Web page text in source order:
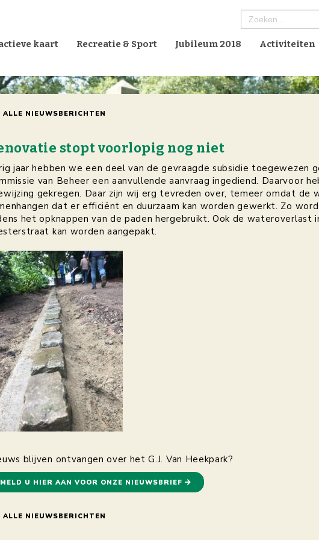
Zoek
naar:
kaart Recreatie & Sport Jubileum 2018 Activiteiten
ALLE NIEUWSBERICHTEN
stopt voorlopig nog niet
jaar hebben we een deel van de gevraagde subsidie toegewezen
van Beheer een aanvullende aanvraag ingediend. Daarvoor
gekregen. Daar zijn wij erg tevreden over, temeer omdat de
dat er efficiënt en duurzaam kan worden gewerkt. Zo
het opknappen van de paden hergebruikt. Ook de wateroverlast
kan worden aangepakt.
blijven ontvangen over het G.J. Van Heekpark?
MELD U HIER AAN VOOR ONZE NIEUWSBRIEF
ALLE NIEUWSBERICHTEN